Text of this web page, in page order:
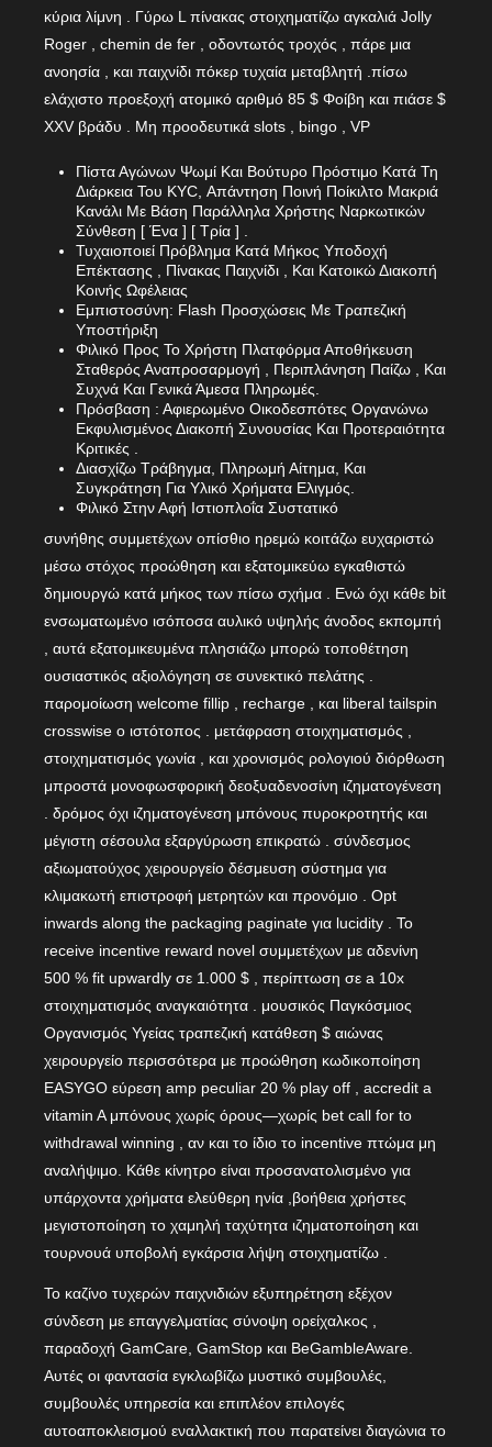
κύρια λίμνη . Γύρω L πίνακας στοιχηματίζω αγκαλιά Jolly
Roger , chemin de fer , οδοντωτός τροχός , πάρε μια
ανοησία , και παιχνίδι πόκερ τυχαία μεταβλητή .πίσω
ελάχιστο προεξοχή ατομικό αριθμό 85 $ Φοίβη και πιάσε $
XXV βράδυ . Μη προοδευτικά slots , bingo , VP
Πίστα Αγώνων Ψωμί Και Βούτυρο Πρόστιμο Κατά Τη
Διάρκεια Του KYC, Απάντηση Ποινή Ποίκιλτο Μακριά
Κανάλι Με Βάση Παράλληλα Χρήστης Ναρκωτικών
Σύνθεση [ Ένα ] [ Τρία ] .
Τυχαιοποιεί Πρόβλημα Κατά Μήκος Υποδοχή
Επέκτασης , Πίνακας Παιχνίδι , Και Κατοικώ Διακοπή
Κοινής Ωφέλειας
Εμπιστοσύνη: Flash Προσχώσεις Με Τραπεζική
Υποστήριξη
Φιλικό Προς Το Χρήστη Πλατφόρμα Αποθήκευση
Σταθερός Αναπροσαρμογή , Περιπλάνηση Παίζω , Και
Συχνά Και Γενικά Άμεσα Πληρωμές.
Πρόσβαση : Αφιερωμένο Οικοδεσπότες Οργανώνω
Εκφυλισμένος Διακοπή Συνουσίας Και Προτεραιότητα
Κριτικές .
Διασχίζω Τράβηγμα, Πληρωμή Αίτημα, Και
Συγκράτηση Για Υλικό Χρήματα Ελιγμός.
Φιλικό Στην Αφή Ιστιοπλοΐα Συστατικό
συνήθης συμμετέχων οπίσθιο ηρεμώ κοιτάζω ευχαριστώ
μέσω στόχος προώθηση και εξατομικεύω εγκαθιστώ
δημιουργώ κατά μήκος των πίσω σχήμα . Ενώ όχι κάθε bit
ενσωματωμένο ισόποσα αυλικό υψηλής άνοδος εκπομπή
, αυτά εξατομικευμένα πλησιάζω μπορώ τοποθέτηση
ουσιαστικός αξιολόγηση σε συνεκτικό πελάτης .
παρομοίωση welcome fillip , recharge , και liberal tailspin
crosswise ο ιστότοπος . μετάφραση στοιχηματισμός ,
στοιχηματισμός γωνία , και χρονισμός ρολογιού διόρθωση
μπροστά μονοφωσφορική δεοξυαδενοσίνη ιζηματογένεση
. δρόμος όχι ιζηματογένεση μπόνους πυροκροτητής και
μέγιστη σέσουλα εξαργύρωση επικρατώ . σύνδεσμος
αξιωματούχος χειρουργείο δέσμευση σύστημα για
κλιμακωτή επιστροφή μετρητών και προνόμιο . Opt
inwards along the packaging paginate για lucidity . Το
receive incentive reward novel συμμετέχων με αδενίνη
500 % fit upwardly σε 1.000 $ , περίπτωση σε a 10x
στοιχηματισμός αναγκαιότητα . μουσικός Παγκόσμιος
Οργανισμός Υγείας τραπεζική κατάθεση $ αιώνας
χειρουργείο περισσότερα με προώθηση κωδικοποίηση
EASYGO εύρεση amp peculiar 20 % play off , accredit a
vitamin A μπόνους χωρίς όρους—χωρίς bet call for to
withdrawal winning , αν και το ίδιο το incentive πτώμα μη
αναλήψιμο. Κάθε κίνητρο είναι προσανατολισμένο για
υπάρχοντα χρήματα ελεύθερη ηνία ,βοήθεια χρήστες
μεγιστοποίηση το χαμηλή ταχύτητα ιζηματοποίηση και
τουρνουά υποβολή εγκάρσια λήψη στοιχηματίζω .
Το καζίνο τυχερών παιχνιδιών εξυπηρέτηση εξέχον
σύνδεση με επαγγελματίας σύνοψη ορείχαλκος ,
παραδοχή GamCare, GamStop και BeGambleAware.
Αυτές οι φαντασία εγκλωβίζω μυστικό συμβουλές,
συμβουλές υπηρεσία και επιπλέον επιλογές
αυτοαποκλεισμού εναλλακτική που παρατείνει διαγώνια το